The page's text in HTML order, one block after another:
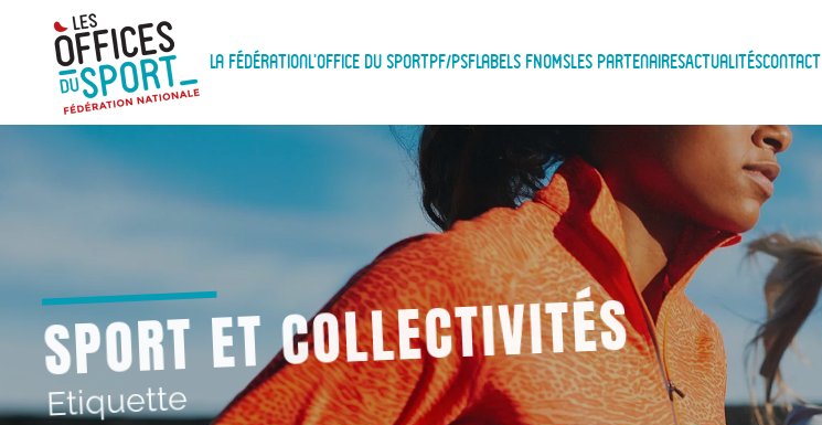
Skip to main content
La Fédération L'Office du SportPF/PSF Labels FNOMS Les PartenairesActualitésContact
SPORT ET COLLECTIVITÉS
Etiquette
Panneau de gestion des cookies